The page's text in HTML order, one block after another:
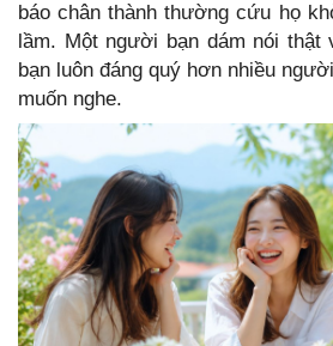
báo chân thành thường cứu họ
lầm. Một người bạn dám nói thật
bạn luôn đáng quý hơn nhiều
muốn nghe.